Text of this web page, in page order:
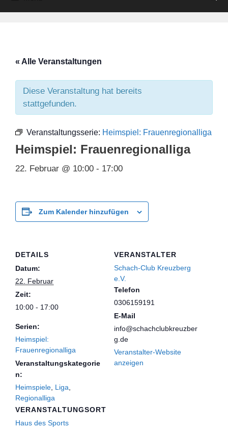
« Alle Veranstaltungen
Diese Veranstaltung hat bereits
stattgefunden.
Veranstaltungsserie: Heimspiel: Frauenregionalliga
Heimspiel: Frauenregionalliga
22. Februar @ 10:00 - 17:00
Zum Kalender hinzufügen
DETAILS
Datum:
22. Februar
Zeit:
10:00 - 17:00
Serien:
Heimspiel:
Frauenregionalliga
Veranstaltungskategorie
n:
Heimspiele Liga
Regionalliga
VERANSTALTUNGSORT
Haus des Sports
VERANSTALTER
Schach-Club Kreuzberg
e.V.
Telefon
0306159191
E-Mail
info@schachclubkreuzber
g.de
Veranstalter-Website
anzeigen